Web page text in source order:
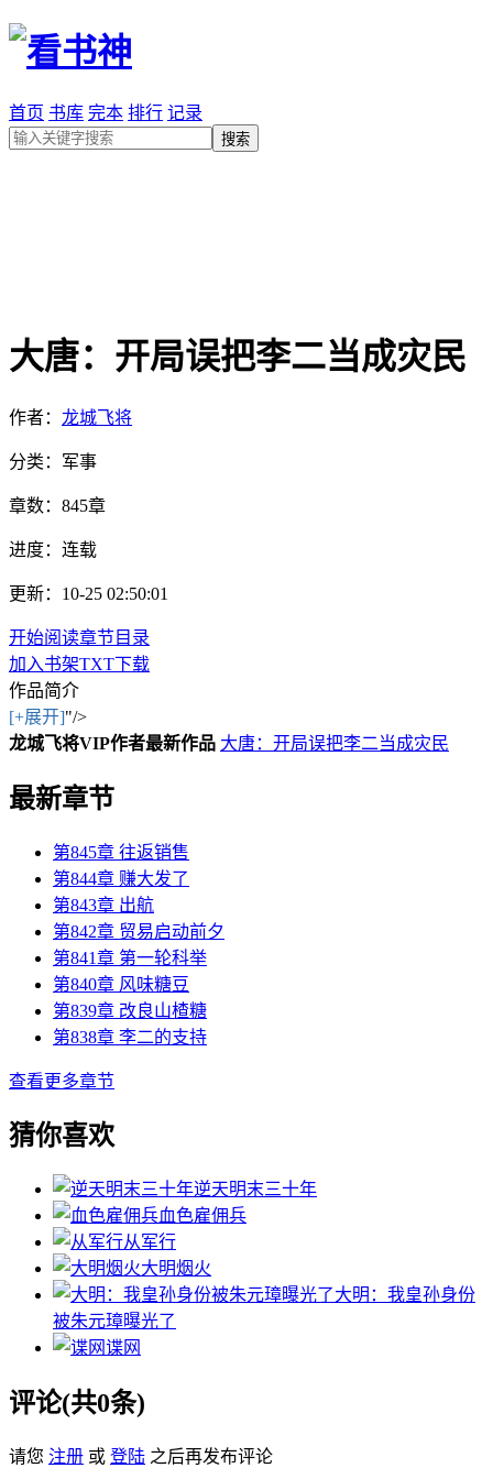
首页 书库 完本 排行 记录
大唐：开局误把李二当成灾民
作者： 龙城飞将
分类：军事
章数： 845章
进度： 连载
更新：10-25 02:50:01
开始阅读章节目录
加入书架TXT下载
作品简介
[+展开]"/>
龙城飞将VIP作者最新作品 大唐：开局误把李二当成灾民
最新章节
第845章 往返销售
第844章 赚大发了
第843章 出航
第842章 贸易启动前夕
第841章 第一轮科举
第840章 风味糖豆
第839章 改良山楂糖
第838章 李二的支持
查看更多章节
猜你喜欢
逆天明末三十年
血色雇佣兵
从军行
大明烟火
大明：我皇孙身份
被朱元璋曝光了
谍网
评论(共0条)
请您 注册 或 登陆 之后再发布评论